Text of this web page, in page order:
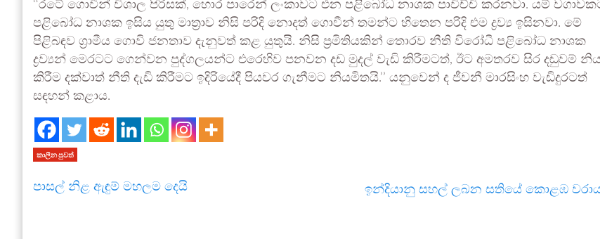
‘‘රටේ ගොවීන් විශාල පිරිසක්, හොර පාරෙන් ලංකාවට එන පළිබෝධ නාශක පාවිච්චි කරනවා. යම්
පළිබෝධ නාශක ඉසිය යුතු මාත්‍රාව නිසි පරිදි නොදත් ගොවීන් තමන්ට හිතෙන පරිදි එම ද්‍රව්‍ය ඉසිනවා. මේ
පිළිබඳව ග්‍රාමීය ගොවි ජනතාව දැනුවත් කළ යුතුයි. නිසි ප්‍රමිතියකින් තොරව නීති විරෝධී පළිබෝධ නාශක
ද්‍රව්‍යන් මෙරටට ගෙන්වන පුද්ගලයන්ට එරෙහිව පනවන දඩ මුදල් වැඩි කිරීමටත්, ඊට අමතරව සිර දඬුවම්
කිරීම දක්වාත් නීති දැඩි කිරීමට ඉදිරියේදී පියවර ගැනීමට නියමිතයි.’’ යනුවෙන් ද ජීවනී මාරසිංහ වැඩිදුරටත්
සඳහන් කළාය.
කාලීන පුවත්
පාසල් නිළ ඇඳුම් මහලම දෙයි ඉන්දියානු සහල් ලබන සතියේ කොළඹ